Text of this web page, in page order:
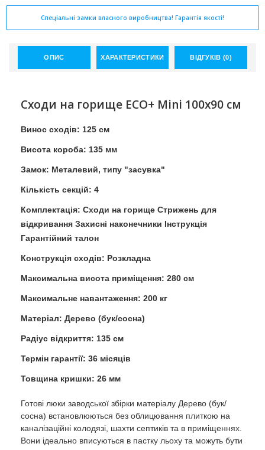
Спеціальні замки власного виробництва! Гарантія якості!
ОПИС ХАРАКТЕРИСТИКИ ВІДГУКІВ (0)
Сходи на горище ECO+ Mini 100х90 см
Винос сходів: 125 см
Висота короба: 135 мм
Замок: Металевий, типу "засувка"
Кількість секцій: 4
Комплектація: Сходи на горище Стрижень для
відкривання Захисні наконечники Інструкція
Гарантійний талон
Конструкція сходів: Розкладна
Максимальна висота приміщення: 280 см
Максимальне навантаження: 200 кг
Матеріал: Дерево (бук/сосна)
Радіус відкриття: 135 см
Термін гарантії: 36 місяців
Товщина кришки: 26 мм
Готові люки заводської збірки матеріалу Дерево (бук/
сосна) встановлюються без облицювання плиткою на
каналізаційні колодязі, шахти септиків та в приміщеннях.
Вони ідеально вписуються в пастку льоху та можуть бути